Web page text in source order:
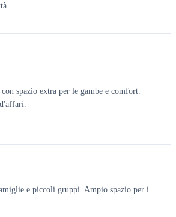
spazio extra per le gambe e comfort.
e piccoli gruppi. Ampio spazio per i